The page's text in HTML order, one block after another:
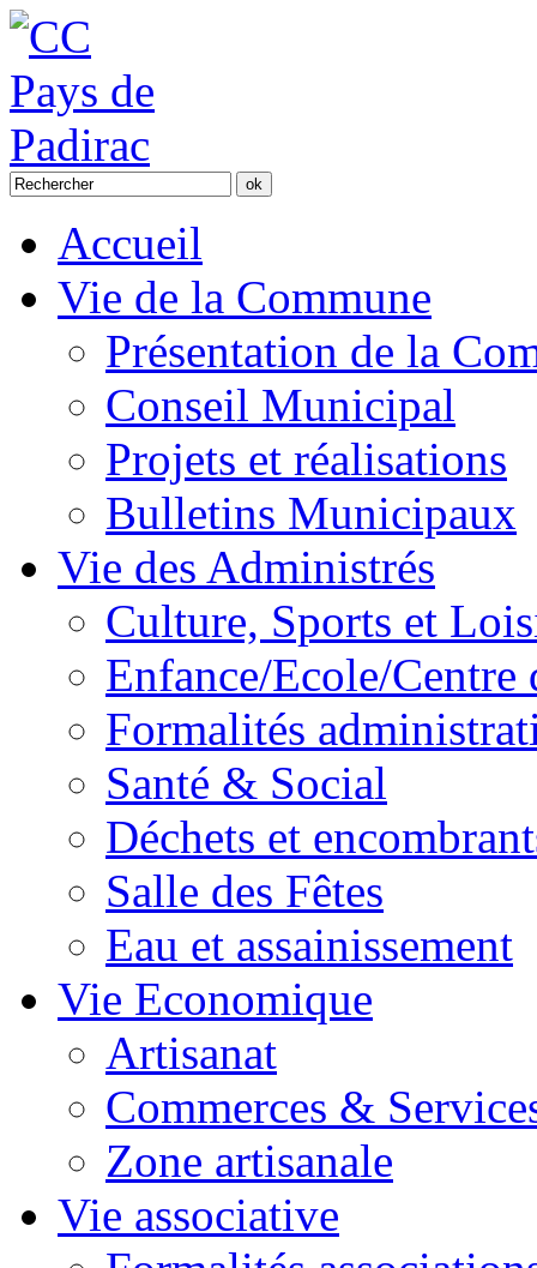
Accueil
Vie de la Commune
Présentation de la
Conseil Municipal
Projets et réalisations
Bulletins Municipaux
Vie des Administrés
Culture, Sports et
Enfance/Ecole/Centre
Formalités
Santé & Social
Déchets et
Salle des Fêtes
Eau et assainissement
Vie Economique
Artisanat
Commerces &
Zone artisanale
Vie associative